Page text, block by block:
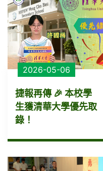
2026-05-06
捷報再傳 🎉 本校學
生獲清華大學優先取
錄！